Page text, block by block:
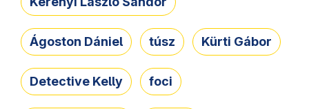
Ágoston Dániel túsz Kürti Gábor
Detective Kelly foci